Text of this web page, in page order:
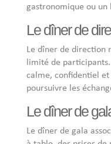
gastronomique ou
Le dîner de
Le dîner de direction
limité de
calme, confidentiel
poursuivre les
Le dîner de
Le dîner de gala